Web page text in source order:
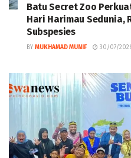
‎Batu Secret Zoo
Hari Harimau Sedunia,
Subspesies
BY MUKHAMAD MUNIF 30/07/